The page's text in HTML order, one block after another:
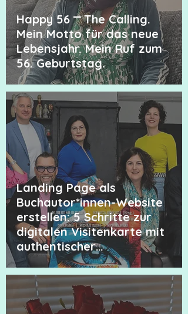
Happy 56 ⎻ The Calling.
Mein Motto für das neue
Lebensjahr. Mein Ruf zum
56. Geburtstag.
Landing Page als
Buchautor*innen-Website
erstellen: 5 Schritte zur
digitalen Visitenkarte mit
authentischer
Sichtbarkeit.